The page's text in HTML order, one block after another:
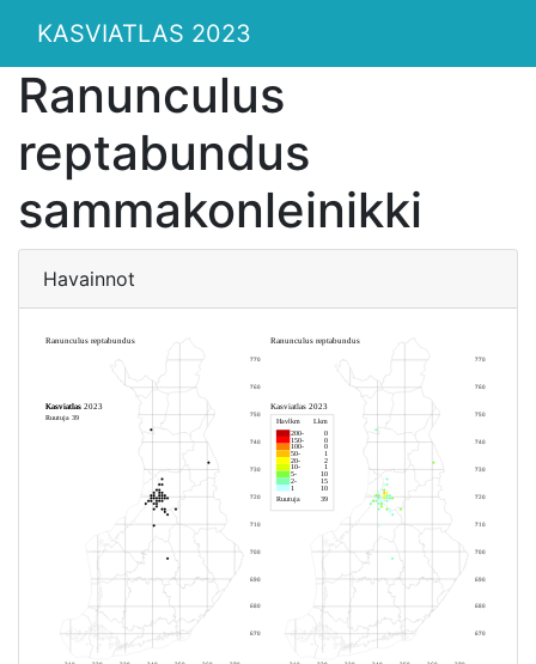
KASVIATLAS 2023
Ranunculus
reptabundus
sammakonleinikki
Havainnot